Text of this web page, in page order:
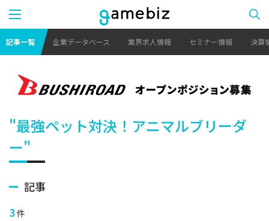
記事一覧 企業データベース 業界求人情報 セミナー情報 決算
"最強ペット対決！アニマルブリーダ
ー"
記事
3 件